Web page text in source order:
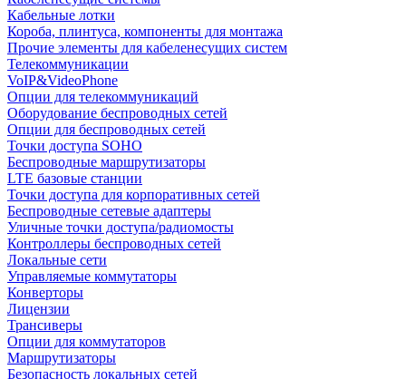
Кабельные лотки
Короба, плинтуса, компоненты для монтажа
Прочие элементы для кабеленесущих систем
Телекоммуникации
VoIP&VideoPhone
Опции для телекоммуникаций
Оборудование беспроводных сетей
Опции для беспроводных сетей
Точки доступа SOHO
Беспроводные маршрутизаторы
LTE базовые станции
Точки доступа для корпоративных сетей
Беспроводные сетевые адаптеры
Уличные точки доступа/радиомосты
Контроллеры беспроводных сетей
Локальные сети
Управляемые коммутаторы
Конверторы
Лицензии
Трансиверы
Опции для коммутаторов
Маршрутизаторы
Безопасность локальных сетей